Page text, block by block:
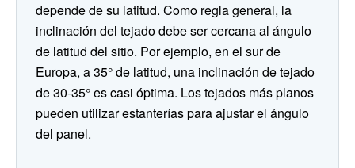
depende de su latitud. Como regla general, la
inclinación del tejado debe ser cercana al ángulo
de latitud del sitio. Por ejemplo, en el sur de
Europa, a 35° de latitud, una inclinación de tejado
de 30-35° es casi óptima. Los tejados más planos
pueden utilizar estanterías para ajustar el ángulo
del panel.